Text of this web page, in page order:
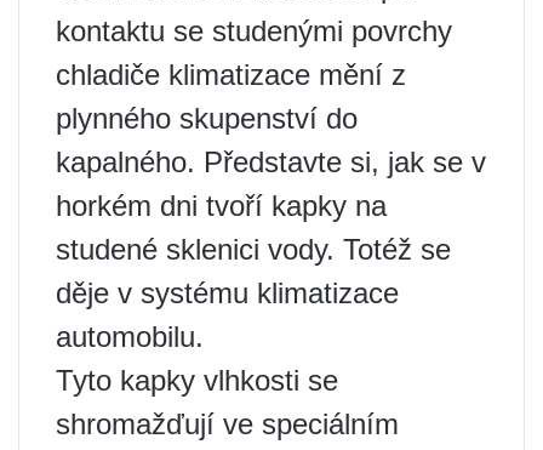
kontaktu se studenými povrchy
chladiče klimatizace mění z
plynného skupenství do
kapalného. Představte si, jak se v
horkém dni tvoří kapky na
studené sklenici vody. Totéž se
děje v systému klimatizace
automobilu.
Tyto kapky vlhkosti se
shromažďují ve speciálním